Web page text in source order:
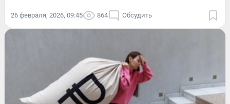
26 февраля, 2026, 09:45 864 Обсудить